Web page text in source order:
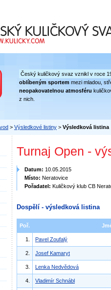
svaz
Český kuličkový svaz vznikl v roce
oblíbeným sportem mezi mladou,
neopakovatelnou atmosféru
z nich.
> Výsledkové listiny > Výsledková listina
Turnaj Open -
Datum: 10.05.2015
Místo: Neratovice
Pořadatel: Kuličkový klub CB
Dospělí - výsledková listina
Poř.
1. Pavel Zoufalý
2. Josef Kamaryt
3. Lenka Nedvědová
4. Vladimír Schnábl